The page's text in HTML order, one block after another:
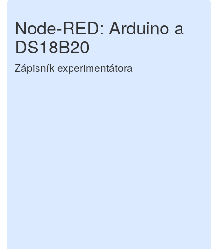
Node-RED: Arduino a
DS18B20
Zápisník experimentátora